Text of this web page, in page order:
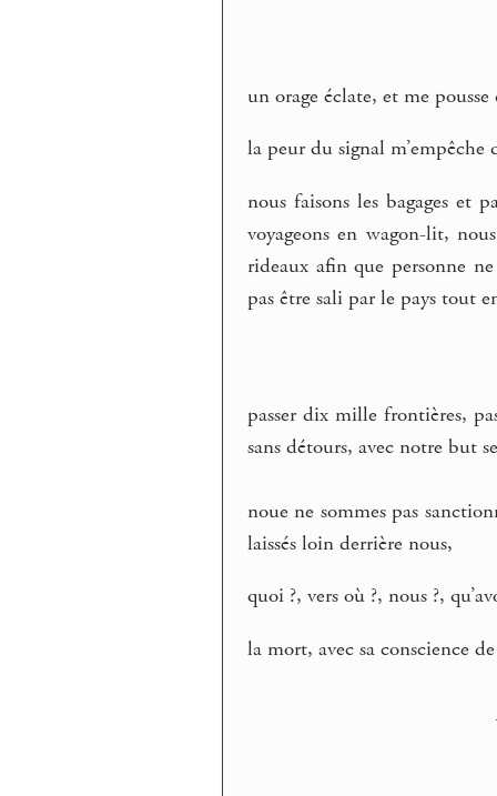
un orage éclate, et me
la peur du signal
nous faisons les bagages et
voyageons en wagon-lit,
rideaux afin que personne
pas être sali par le pays tout
passer dix mille frontières,
sans détours, avec notre but
noue ne sommes pas
laissés loin derrière nous,
quoi ?, vers où ?, nous ?,
la mort, avec sa conscience